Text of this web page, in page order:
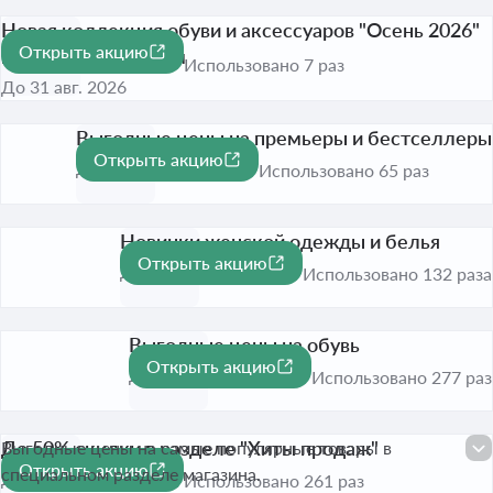
Новая коллекция обуви и аксессуаров "Осень 2026"
по выгодным ценам
До 31 авг. 2026
Открыть акцию
Использовано 7 раз
Выгодные цены на премьеры и бестселлеры
До 31 окт. 2026
Открыть акцию
Использовано 65 раз
Новинки женской одежды и белья
До 31 окт. 2026
Открыть акцию
Использовано 132 раза
Выгодные цены на обувь
До 31 окт. 2026
Открыть акцию
Использовано 277 раз
-50%
До 50% скидки в разделе "Хиты продаж"
До 31 окт. 2026
Выгодные цены на самые популярные товары в
специальном разделе магазина.
Открыть акцию
Использовано 261 раз